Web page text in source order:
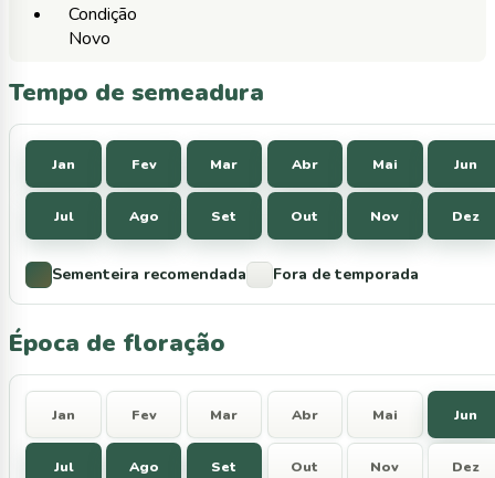
Condição
Novo
Tempo de semeadura
Jan Fev Mar Abr Mai Jun
Jul Ago Set Out Nov Dez
Sementeira recomendada Fora de temporada
Época de floração
Jan Fev Mar Abr Mai Jun
Jul Ago Set Out Nov Dez